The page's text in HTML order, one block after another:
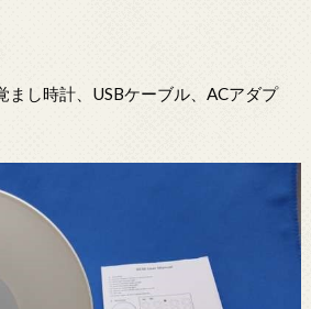
まし時計、USBケーブル、ACアダプ